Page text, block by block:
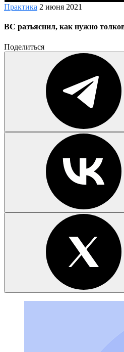
Практика 2 июня 2021
ВС разъяснил, как нужно
Поделиться